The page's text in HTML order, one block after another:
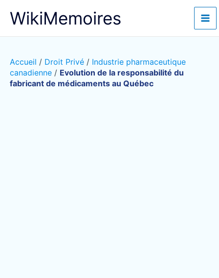
WikiMemoires
Accueil / Droit Privé / Industrie pharmaceutique
canadienne / Evolution de la responsabilité du
fabricant de médicaments au Québec